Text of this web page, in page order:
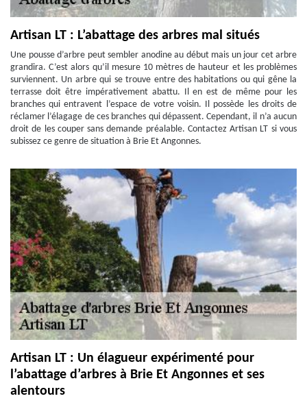
Artisan LT : L’abattage des arbres mal situés
Une pousse d’arbre peut sembler anodine au début mais un jour cet arbre
grandira. C’est alors qu’il mesure 10 mètres de hauteur et les problèmes
surviennent. Un arbre qui se trouve entre des habitations ou qui gêne la
terrasse doit être impérativement abattu. Il en est de même pour les
branches qui entravent l’espace de votre voisin. Il possède les droits de
réclamer l’élagage de ces branches qui dépassent. Cependant, il n’a aucun
droit de les couper sans demande préalable. Contactez Artisan LT si vous
subissez ce genre de situation à Brie Et Angonnes.
Artisan LT : Un élagueur expérimenté pour
l’abattage d’arbres à Brie Et Angonnes et ses
alentours